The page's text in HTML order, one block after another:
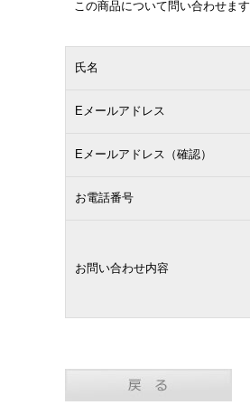
この商品について問い合わせます
氏名
Eメールアドレス
Eメールアドレス（確認）
お電話番号
お問い合わせ内容